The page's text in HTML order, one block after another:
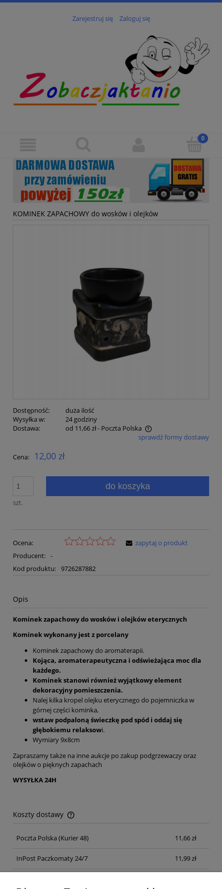
Zarejestruj się Zaloguj się
KOMINEK ZAPACHOWY do wosków i olejków
Dostępność:
duża ilość
Wysyłka w:
24 godziny
Dostawa:
od 11,66 zł- Poczta Polska
Cena nie zawiera ewentualnych kosztów płatnościsprawdź formy dostawy
Cena: 12,00 zł
szt.
do koszyka
Ocena:
Producent: -
Kod produktu: 9726287882
zapytaj o produkt
Opis
Kominek zapachowy do wosków i olejków eterycznych
Kominek wykonany jest z porcelany
Kominek zapachowy do aromaterapii.
Kojąca, aromaterapeutyczna i odświeżająca moc dla
każdego.
Kominek stanowi również wyjątkowy element
dekoracyjny pomieszczenia.
Nalej kilka kropel olejku eterycznego do pojemniczka w
górnej części kominka,
wstaw podpaloną świeczkę pod spód i oddaj się
głębokiemu relaksowi.
Wymiary 9x8cm
Zapraszamy także na inne aukcje po zakup podgrzewaczy oraz
olejków o pięknych zapachach
WYSYŁKA 24H
Koszty dostawy
Cena nie zawiera ewentualnych kosztów płatności
Poczta Polska (Kurier 48) 11,66 zł
InPost Paczkomaty 24/7 11,99 zł